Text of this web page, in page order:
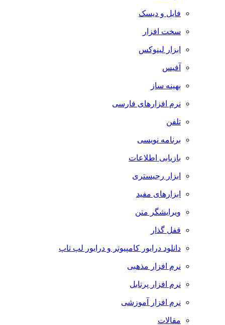
فایل و دیسک
سخت افزار
ابزار لینوکس
آفیس
بهینه ساز
نرم افزارهای فارسی
تلفن
برنامه نویسی
بازیابی اطلاعات
ابزار رجیستری
ابزارهای مفید
ویرایشگر متن
قفل گذار
دانلود درایور کامپیوتر و درایور لپ تاپ
نرم افزار مذهبی
نرم افزار پرتابل
نرم افزار آموزشی
مقالات